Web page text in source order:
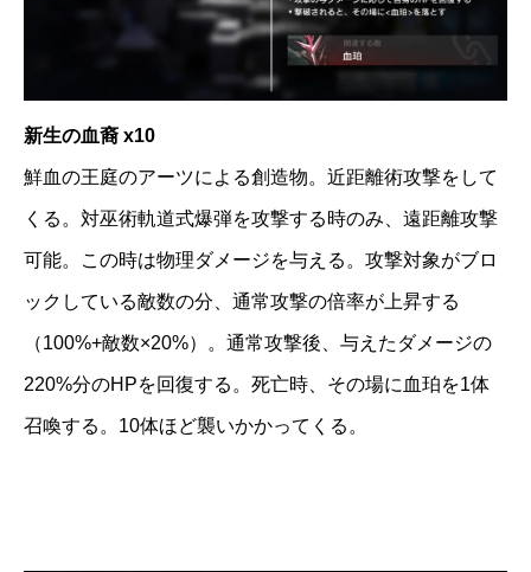
新生の血裔 x10
鮮血の王庭のアーツによる創造物。近距離術攻撃をして
くる。対巫術軌道式爆弾を攻撃する時のみ、遠距離攻撃
可能。この時は物理ダメージを与える。攻撃対象がブロ
ックしている敵数の分、通常攻撃の倍率が上昇する
（100%+敵数×20%）。通常攻撃後、与えたダメージの
220%分のHPを回復する。死亡時、その場に血珀を1体
召喚する。10体ほど襲いかかってくる。